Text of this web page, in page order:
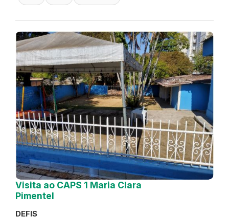
Visita ao CAPS 1 Maria Clara
Pimentel
DEFIS